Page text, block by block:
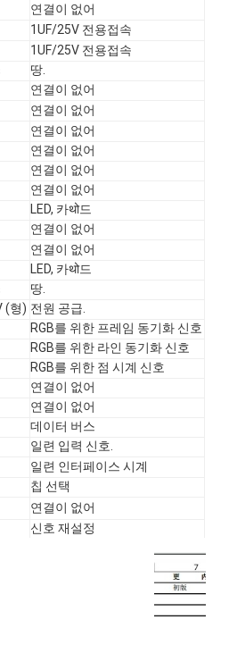
이
이
플레이
크린
스크린
이
이
연결이 없어
1UF/25V 전용접속
1UF/25V 전용접속
땅.
연결이 없어
연결이 없어
연결이 없어
연결이 없어
연결이 없어
연결이 없어
LED, 카थो드
연결이 없어
연결이 없어
LED, 카थो드
땅.
(형) 전원 공급.
RGB를 위한 프레임 동기화 신호
RGB를 위한 라인 동기화 신호
RGB를 위한 점 시계 신호
연결이 없어
연결이 없어
데이터 버스
일련 입력 신호.
일련 인터페이스 시계
칩 선택
연결이 없어
신호 재설정